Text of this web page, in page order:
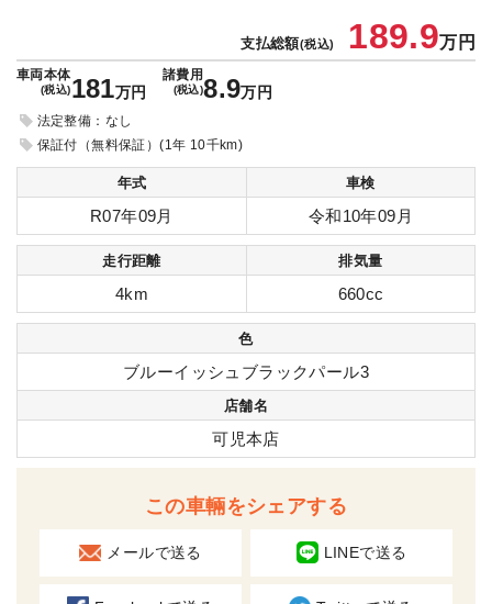
支払総額(税込) 189.9万円
車両本体
(税込)181万円
諸費用
(税込)8.9万円
法定整備：なし
保証付（無料保証）(1年 10千km)
年式 車検
R07年09月 令和10年09月
走行距離 排気量
4km 660cc
色
ブルーイッシュブラックパール3
店舗名
可児本店
この車輛をシェアする
メールで送る LINEで送る